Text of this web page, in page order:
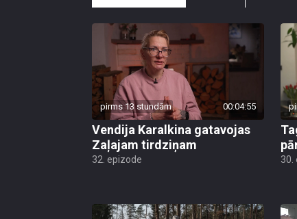
pirms 13 stundām 00:04:55
Vendija Karalkina gatavojas
Zaļajam tirdziņam
32. epizode 30.